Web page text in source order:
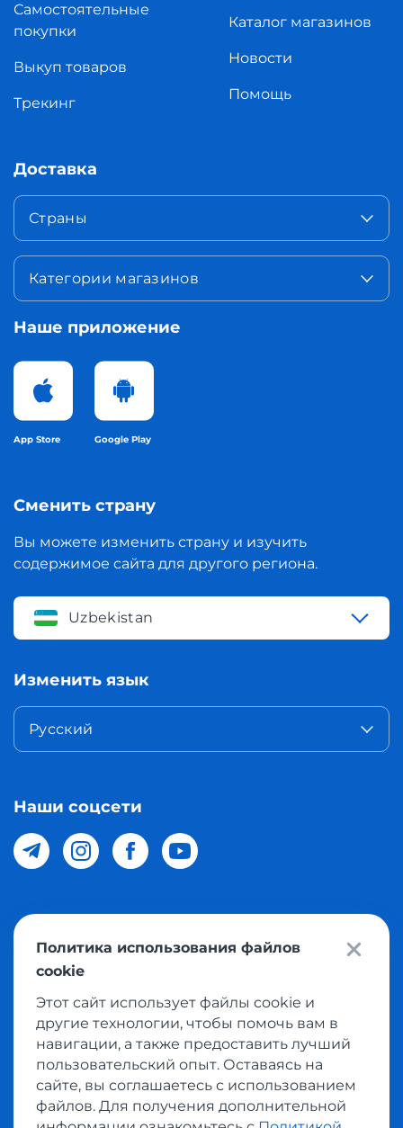
Самостоятельные
покупки
Выкуп товаров
Трекинг
Каталог магазинов
Новости
Помощь
Доставка
Страны
Категории магазинов
Наше приложение
App Store Google Play
Сменить страну
Вы можете изменить страну и изучить
содержимое сайта для другого региона.
Uzbekistan
Изменить язык
Русский
Наши соцсети
© 2026 Meest Shopping доставка покупок с интернет
магазинов мира в Узбекистан. Все права защищены
Политика конфиденциальности
Условия использования сервисом выкупа товаров
Политика использования файлов
cookie
Этот сайт использует файлы cookie и
другие технологии, чтобы помочь вам в
навигации, а также предоставить лучший
пользовательский опыт. Оставаясь на
сайте, вы соглашаетесь с использованием
файлов. Для получения дополнительной